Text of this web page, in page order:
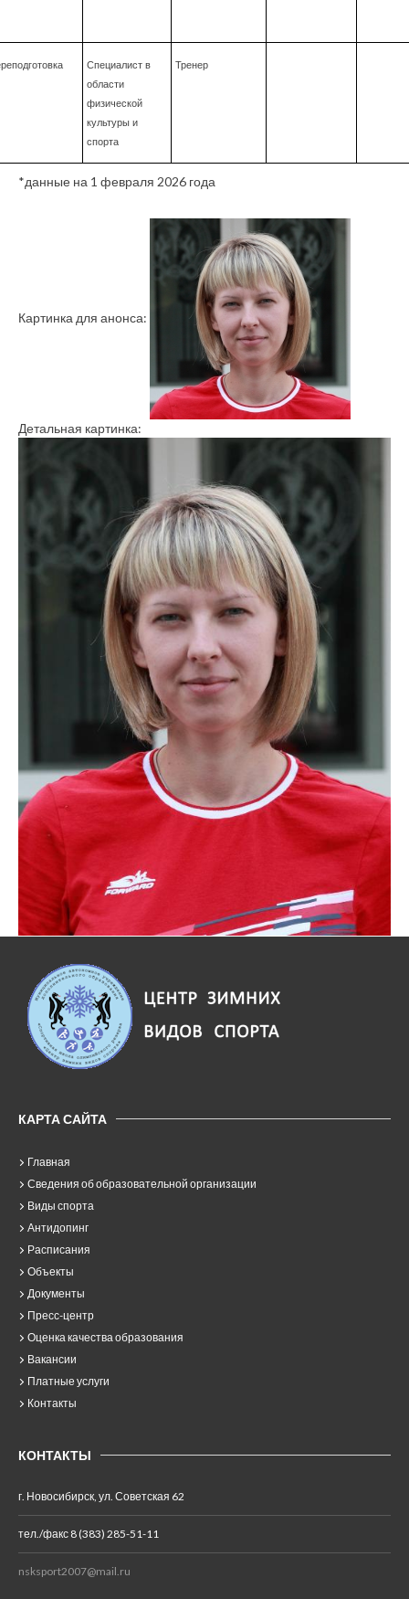
Специалист в
области
физической
культуры и
спорта
Тренер
*данные на 1 февраля 2026 года
Картинка для анонса:
Детальная картинка:
КАРТА САЙТА
Главная
Сведения об образовательной организации
Виды спорта
Антидопинг
Расписания
Объекты
Документы
Пресс-центр
Оценка качества образования
Вакансии
Платные услуги
Контакты
КОНТАКТЫ
г. Новосибирск, ул. Советская 62
тел./факс 8 (383) 285-51-11
nsksport2007@mail.ru